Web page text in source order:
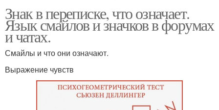
Знак в переписке, что означает.
Язык смайлов и значков в форумах
и чатах.
Смайлы и что они означают.
Выражение чувств